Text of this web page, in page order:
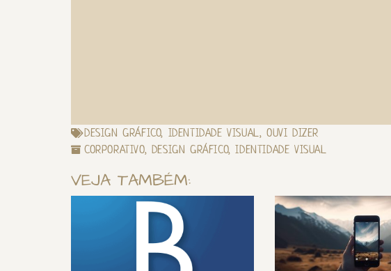
DESIGN GRÁFICO, IDENTIDADE VISUAL,OUVI DIZER
CORPORATIVO, DESIGN GRÁFICO,IDENTIDADE VISUAL
VEJA TAMBÉM: